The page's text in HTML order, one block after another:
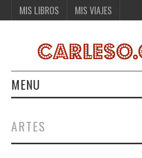
MIS LIBROS MIS VIAJES
MENU
MIS VIAJES
ARTES